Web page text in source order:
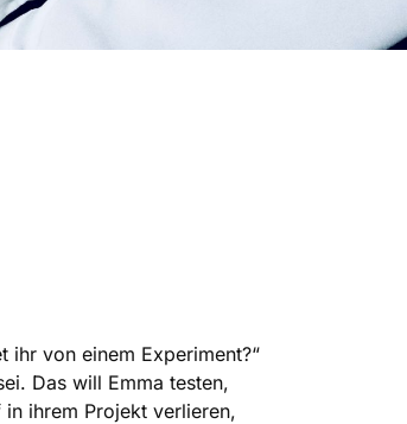
ihr von einem Experiment?“
Das will Emma testen,
ihrem Projekt verlieren,